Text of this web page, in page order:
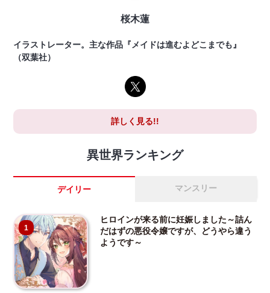
桜木蓮
イラストレーター。主な作品『メイドは進むよどこまでも』
（双葉社）
詳しく見る!!
異世界ランキング
デイリー マンスリー
1
ヒロインが来る前に妊娠しました～詰ん
だはずの悪役令嬢ですが、どうやら違う
ようです～